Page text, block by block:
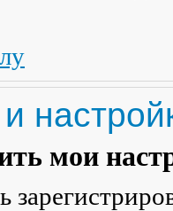
мои